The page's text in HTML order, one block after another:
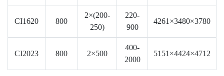
CI1620 800
2×(200-
250)
220-
900
4261×3480×3780
CI2023 800 2×500
400-
2000
5151×4424×4712